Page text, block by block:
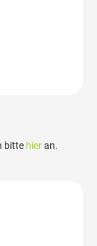
bitte hieran.